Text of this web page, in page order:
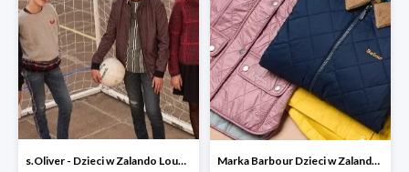
s.Oliver - Dzieci w Zalando Lounge do -77% Marka Barbour Dzieci w Zalando Lounge do -70%